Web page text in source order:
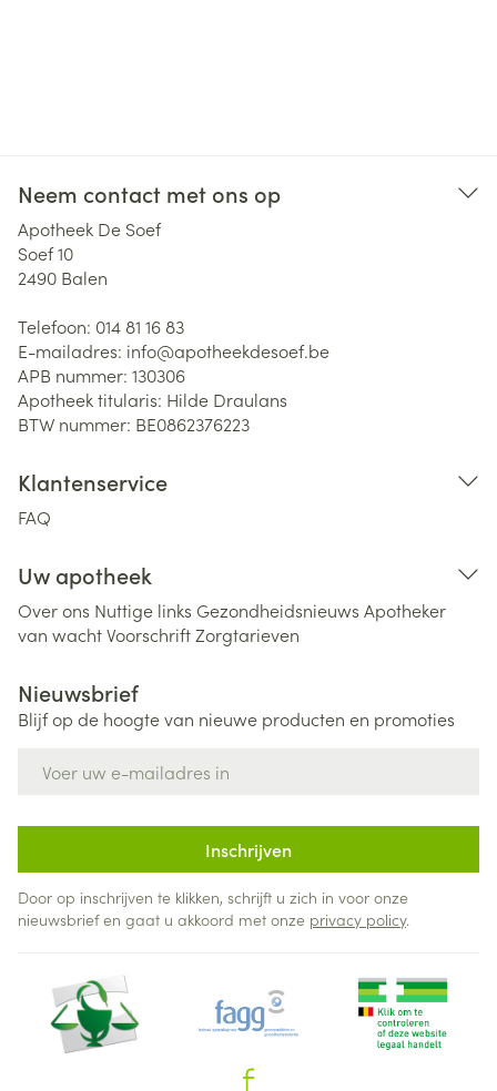
Neem contact met ons op
Apotheek De Soef
Soef 10
2490 Balen
Telefoon: 014 81 16 83
E-mailadres: info@apotheekdesoef.be
APB nummer: 130306
Apotheek titularis: Hilde Draulans
BTW nummer: BE0862376223
Klantenservice
FAQ
Uw apotheek
Over ons Nuttige links Gezondheidsnieuws Apotheker
van wachtVoorschriftZorgtarieven
Nieuwsbrief
Blijf op de hoogte van nieuwe producten en promoties
Inschrijven
Door op inschrijven te klikken, schrijft u zich in voor onze
nieuwsbrief en gaat u akkoord met onze privacy policy.